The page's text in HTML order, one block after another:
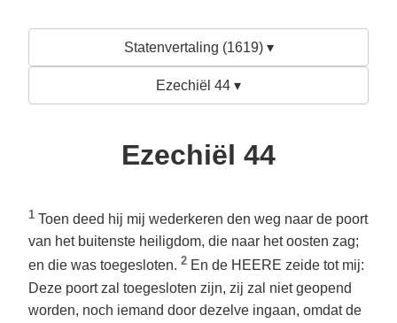
Statenvertaling (1619) ▾
Ezechiël 44 ▾
Ezechiël 44
1 Toen deed hij mij wederkeren den weg naar de poort
van het buitenste heiligdom, die naar het oosten zag;
en die was toegesloten. 2 En de HEERE zeide tot mij:
Deze poort zal toegesloten zijn, zij zal niet geopend
worden, noch iemand door dezelve ingaan, omdat de